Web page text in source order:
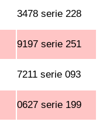
3478 serie 228
9197 serie 251
7211 serie 093
0627 serie 199